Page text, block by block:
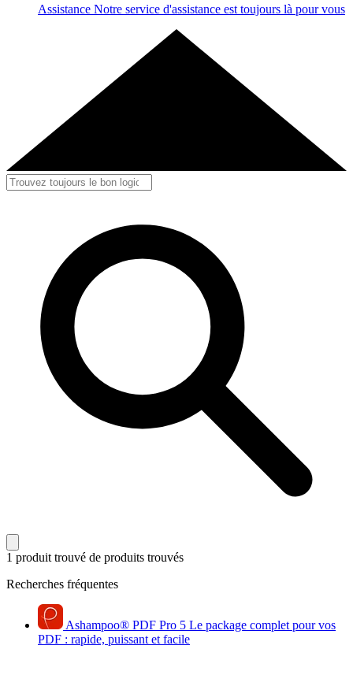
Assistance Notre service d'assistance est toujours là pour vous
1 produit trouvé de produits trouvés
Recherches fréquentes
Ashampoo® PDF Pro 5 Le package complet pour vos
PDF : rapide, puissant et facile